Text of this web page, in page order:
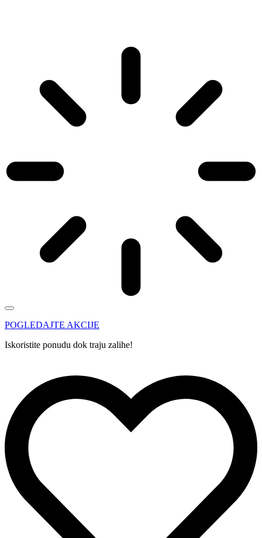
POGLEDAJTE AKCIJE
Iskoristite ponudu dok traju zalihe!